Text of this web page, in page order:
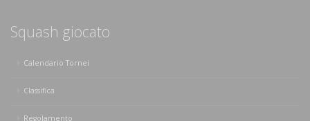
Squash giocato
Calendario Tornei
Classifica
Regolamento